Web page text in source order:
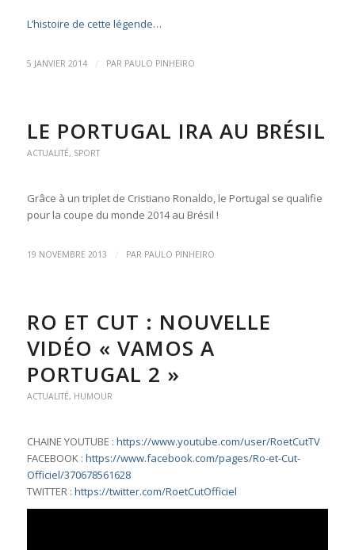
L’histoire de cette légende…
5 JANVIER 2014 / PAR PAULO PINHEIRO
LE PORTUGAL IRA AU BRÉSIL
ACTUALITÉ, SPORT
Grâce à un triplet de Cristiano Ronaldo, le Portugal se qualifie
pour la coupe du monde 2014 au Brésil !
19 NOVEMBRE 2013 / PAR PAULO PINHEIRO
RO ET CUT : NOUVELLE
VIDÉO « VAMOS A
PORTUGAL 2 »
ACTUALITÉ, HUMOUR
CHAINE YOUTUBE : https://www.youtube.com/user/RoetCutTV
FACEBOOK : https://www.facebook.com/pages/Ro-et-Cut-
Officiel/370678561628
TWITTER : https://twitter.com/RoetCutOfficiel